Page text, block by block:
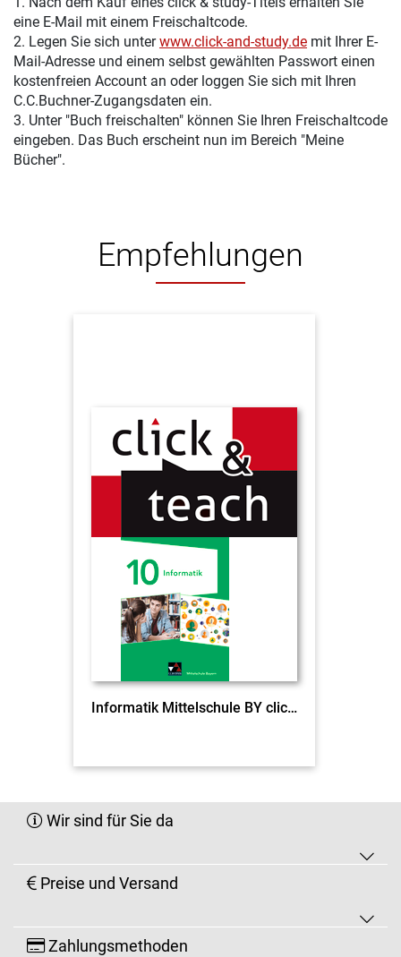
eine E-Mail mit einem Freischaltcode.
2. Legen Sie sich unterwww.click-and-study.de mit Ihrer E-
Mail-Adresse und einem selbst gewählten Passwort einen
kostenfreien Account an oder loggen Sie sich mit Ihren
C.C.Buchner-Zugangsdaten ein.
3. Unter "Buch freischalten" können Sie Ihren Freischaltcode
eingeben. Das Buch erscheint nun im Bereich "Meine
Bücher".
Empfehlungen
Informatik Mittelschule BY click & teach 10 EL
Wir sind für Sie da
Preise und Versand
Zahlungsmethoden